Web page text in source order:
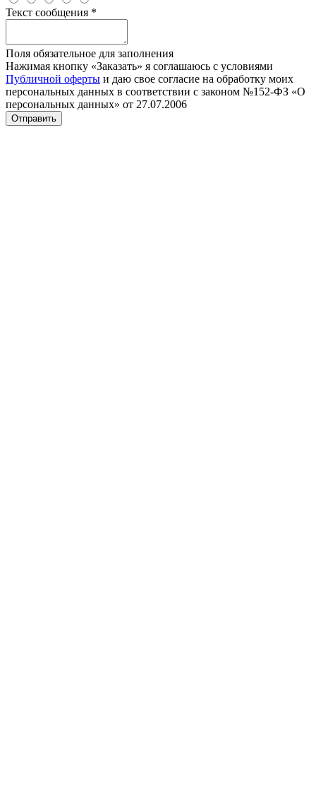
Текст сообщения *
Поля обязательное для заполнения
Нажимая кнопку «Заказать» я соглашаюсь с условиями
Публичной оферты и даю свое согласие на обработку моих
персональных данных в соответствии с законом №152-ФЗ «О
персональных данных» от 27.07.2006
Отправить